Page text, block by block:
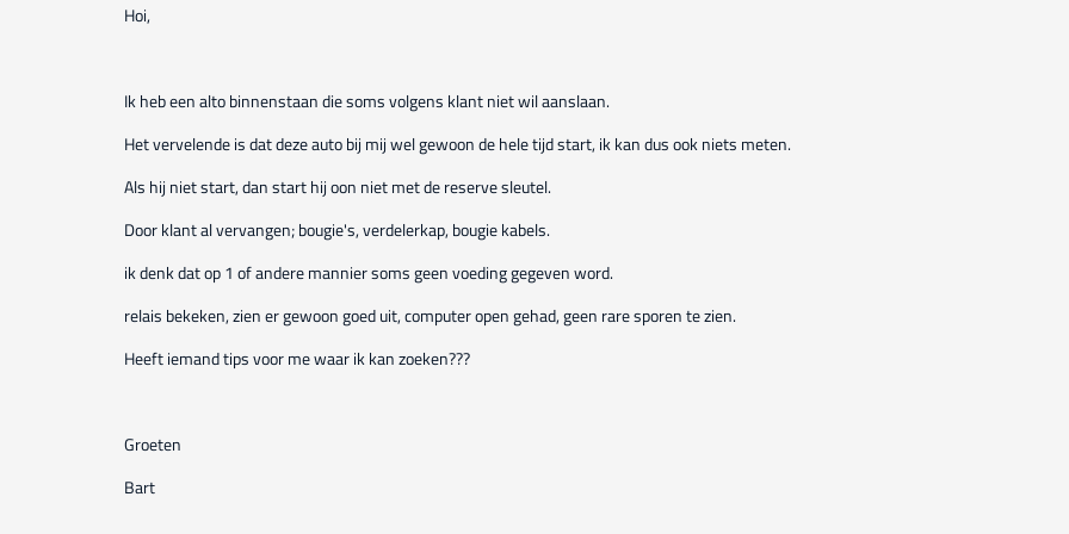
Hoi,
Ik heb een alto binnenstaan die soms volgens klant niet wil aanslaan.
Het vervelende is dat deze auto bij mij wel gewoon de hele tijd start, ik kan dus ook niets meten.
Als hij niet start, dan start hij oon niet met de reserve sleutel.
Door klant al vervangen; bougie's, verdelerkap, bougie kabels.
ik denk dat op 1 of andere mannier soms geen voeding gegeven word.
relais bekeken, zien er gewoon goed uit, computer open gehad, geen rare sporen te zien.
Heeft iemand tips voor me waar ik kan zoeken???
Groeten
Bart